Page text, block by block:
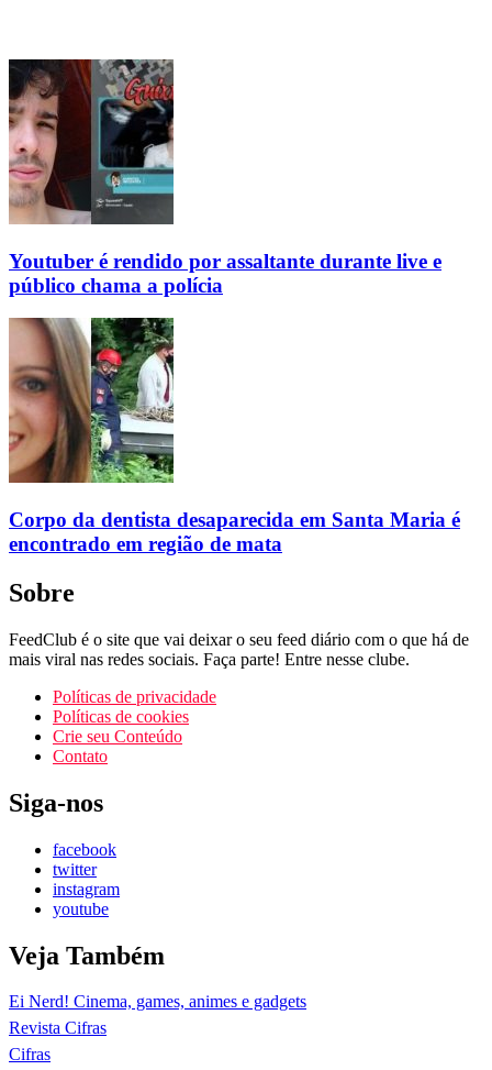
Youtuber é rendido por assaltante durante live e
público chama a polícia
Corpo da dentista desaparecida em Santa Maria é
encontrado em região de mata
Sobre
FeedClub é o site que vai deixar o seu feed diário com o que há de
mais viral nas redes sociais. Faça parte! Entre nesse clube.
Políticas de privacidade
Políticas de cookies
Crie seu Conteúdo
Contato
Siga-nos
facebook
twitter
instagram
youtube
Veja Também
Ei Nerd! Cinema, games, animes e gadgets
Revista Cifras
Cifras